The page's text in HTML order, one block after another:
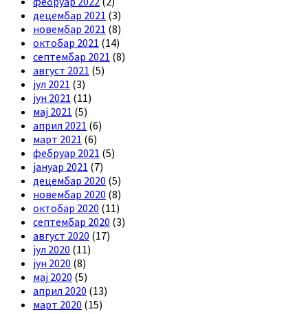
децембар 2021 (3)
новембар 2021 (8)
октобар 2021 (14)
септембар 2021 (8)
август 2021 (5)
јул 2021 (3)
јун 2021 (11)
мај 2021 (5)
април 2021 (6)
март 2021 (6)
фебруар 2021 (5)
јануар 2021 (7)
децембар 2020 (5)
новембар 2020 (8)
октобар 2020 (11)
септембар 2020 (3)
август 2020 (17)
јул 2020 (11)
јун 2020 (8)
мај 2020 (5)
април 2020 (13)
март 2020 (15)